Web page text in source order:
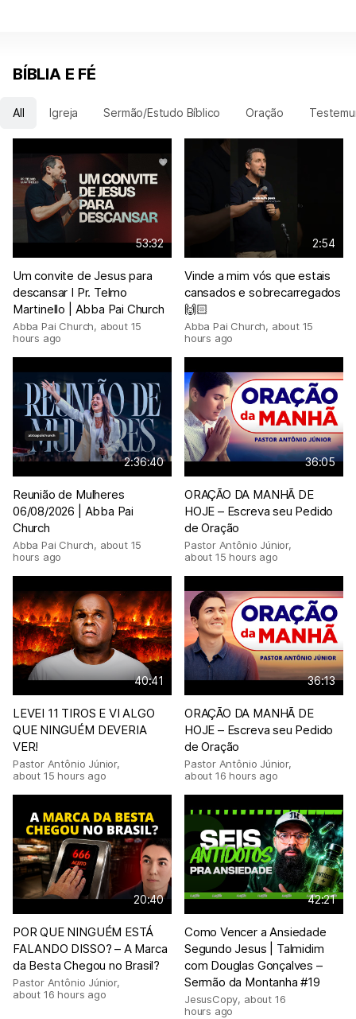
BÍBLIA E FÉ
All Igreja Sermão/Estudo Bíblico Oração
53:32
Um convite de Jesus para
descansar I Pr. Telmo
Martinello | Abba Pai Church
Abba Pai Church, about 15
hours ago
2:54
Vinde a mim vós que estais
cansados e sobrecarregados
🙌🏻
Abba Pai Church, about 15
hours ago
2:36:40
Reunião de Mulheres
06/08/2026 | Abba Pai
Church
Abba Pai Church, about 15
hours ago
36:05
ORAÇÃO DA MANHÃ DE
HOJE – Escreva seu Pedido
de Oração
Pastor Antônio Júnior,
about 15 hours ago
40:41
LEVEI 11 TIROS E VI ALGO
QUE NINGUÉM DEVERIA
VER!
Pastor Antônio Júnior,
about 15 hours ago
36:13
ORAÇÃO DA MANHÃ DE
HOJE – Escreva seu Pedido
de Oração
Pastor Antônio Júnior,
about 16 hours ago
20:40
POR QUE NINGUÉM ESTÁ
FALANDO DISSO? – A Marca
da Besta Chegou no Brasil?
Pastor Antônio Júnior,
about 16 hours ago
42:21
Como Vencer a Ansiedade
Segundo Jesus | Talmidim
com Douglas Gonçalves –
Sermão da Montanha #19
JesusCopy, about 16
hours ago